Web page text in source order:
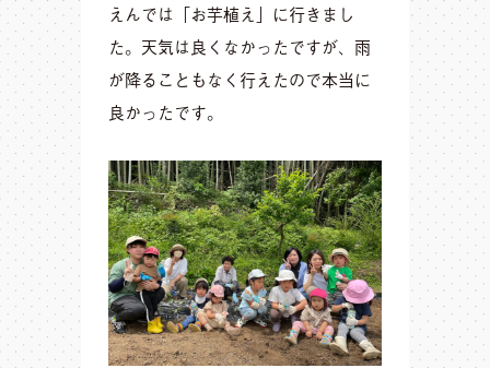
えんでは「お芋植え」に行きまし
た。天気は良くなかったですが、雨
が降ることもなく行えたので本当に
良かったです。